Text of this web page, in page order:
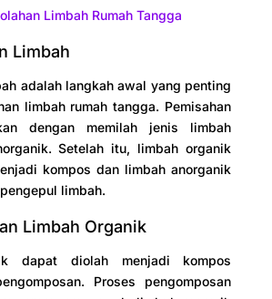
Limbah
adalah langkah awal yang penting
limbah rumah tangga. Pemisahan
dengan memilah jenis limbah
Setelah itu, limbah organik
kompos dan limbah anorganik
limbah.
Limbah Organik
dapat diolah menjadi kompos
Proses pengomposan